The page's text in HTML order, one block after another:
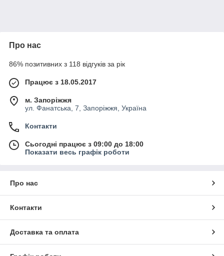
Про нас
86% позитивних з 118 відгуків за рік
Працює з 18.05.2017
м. Запоріжжя
ул. Фанатська, 7, Запоріжжя, Україна
Контакти
Сьогодні працює з 09:00 до 18:00
Показати весь графік роботи
Про нас
Контакти
Доставка та оплата